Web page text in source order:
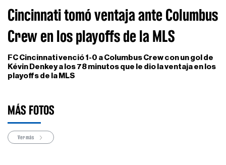
Cincinnati tomó ventaja ante Columbus
Crew en los playoffs de la MLS
FC Cincinnati venció 1-0 a Columbus Crew con un gol de
Kévin Denkey a los 78 minutos que le dio la ventaja en los
playoffs de la MLS
MÁS FOTOS
Ver más